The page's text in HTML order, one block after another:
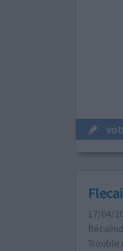
17/04/
Trouble